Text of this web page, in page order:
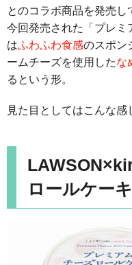
とのコラボ商品を発売し
今回発売された「プレミ
はふわふわ食感のスポン
ームチーズを使用したな
るという形。
見た目としてはこんな感
ロールケー